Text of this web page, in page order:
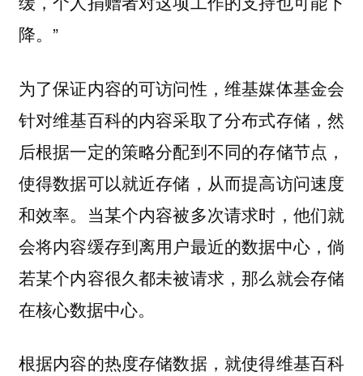
降。”
为了保证内容的可访问性，维基媒体基金会
针对维基百科的内容采取了分布式存储，然
后根据一定的策略分配到不同的存储节点，
使得数据可以就近存储，从而提高访问速度
和效率。当某个内容被多次请求时，他们就
会将内容缓存到离用户最近的数据中心，倘
若某个内容很久都未被请求，那么就会存储
在核心数据中心。
根据内容的热度存储数据，就使得维基百科